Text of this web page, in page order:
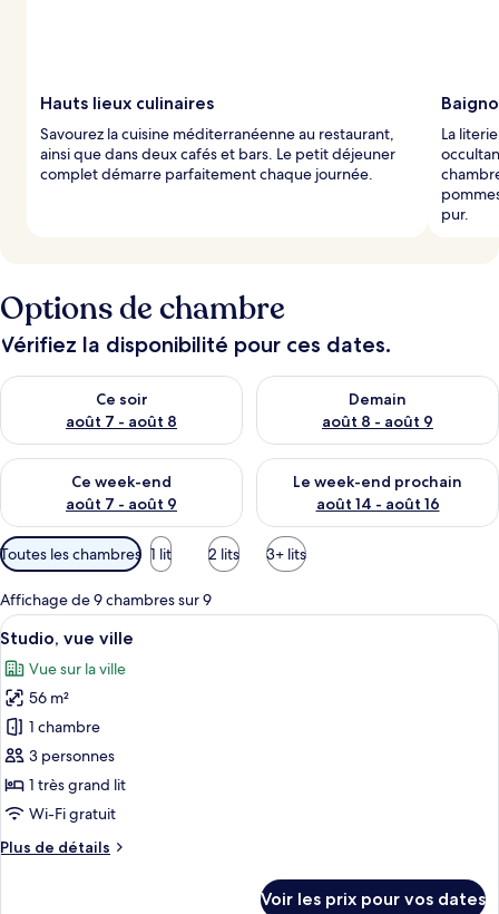
e
s
s
Hauts lieux culinaires
Savourez la cuisine méditerranéenne au restaurant,
ainsi que dans deux cafés et bars. Le petit déjeuner
complet démarre parfaitement chaque journée.
La
pur.
Options de chambre
Vérifiez la disponibilité pour ces dates.
Ce soir
août 7 - août 8
Vérifier la disponibilité pour ce soir août 7 - août 8
Demain
août 8 - août 9
Vérifier la disponibilité pour
Ce week-end
août 7 - août 9
Vérifier la disponibilité pour ce week-end août 7 - août 9
Le week-end prochain
août 14 - août 16
Vérifier la disponibilité pour
Filtres
disponibles
pour
les
chambres
Toutes les chambres 1 lit 2 lits 3+ lits
Affichage de 9 chambres sur 9
Afficher
toutes
les
photos
pour
ce
type
de
chambre :
Studio,
Une chambre d’hôtel moderne,
6
Studio, vue ville
Vue sur la ville
56 m²
1 chambre
3 personnes
1 très grand lit
Wi-Fi gratuit
Plus de détails
Plus
Voir les prix pour vos dates